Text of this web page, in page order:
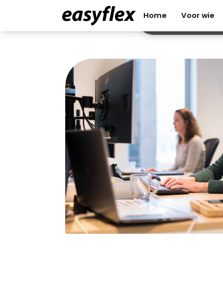
Contact Inloggen
Home Voor wie
Home Voor wie
Service
door en door en helpen je graag
Lees meer Contact